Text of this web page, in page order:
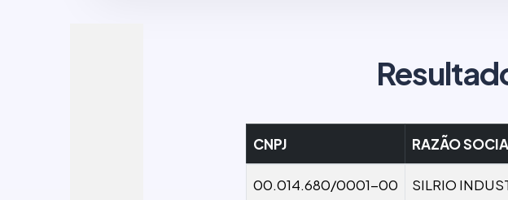
CNPJ RAZÃO
00.014.680/0001-00
SILRIO